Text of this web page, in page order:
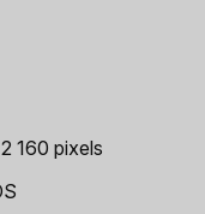
160 pixels